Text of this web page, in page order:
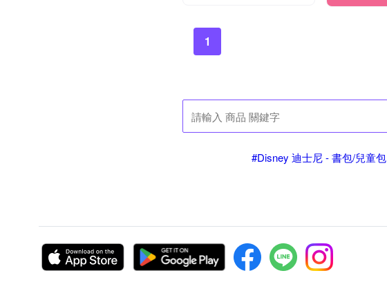
1
#Disney 迪士尼 - 書包/兒童包